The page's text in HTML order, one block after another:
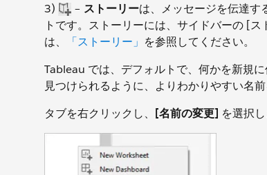
3)
– ストーリーは、メッセージを伝達す
トです。ストーリーには、サイドバーの [
は、
「ストーリー」 を参照してください。
Tableau では、デフォルトで、何かを新規
見つけられるように、よりわかりやすい名
タブを右クリックし、 [名前の変更] を選択し